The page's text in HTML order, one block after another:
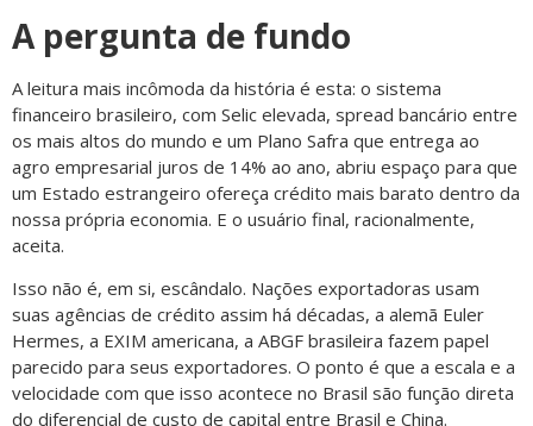
A pergunta de fundo
A leitura mais incômoda da história é esta: o sistema
financeiro brasileiro, com Selic elevada, spread bancário entre
os mais altos do mundo e um Plano Safra que entrega ao
agro empresarial juros de 14% ao ano, abriu espaço para que
um Estado estrangeiro ofereça crédito mais barato dentro da
nossa própria economia. E o usuário final, racionalmente,
aceita.
Isso não é, em si, escândalo. Nações exportadoras usam
suas agências de crédito assim há décadas, a alemã Euler
Hermes, a EXIM americana, a ABGF brasileira fazem papel
parecido para seus exportadores. O ponto é que a escala e a
velocidade com que isso acontece no Brasil são função direta
do diferencial de custo de capital entre Brasil e China.